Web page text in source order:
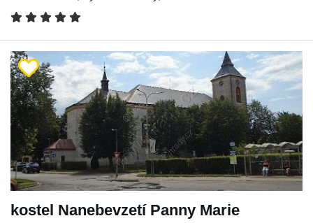
kostel Nanebevzetí Panny Marie